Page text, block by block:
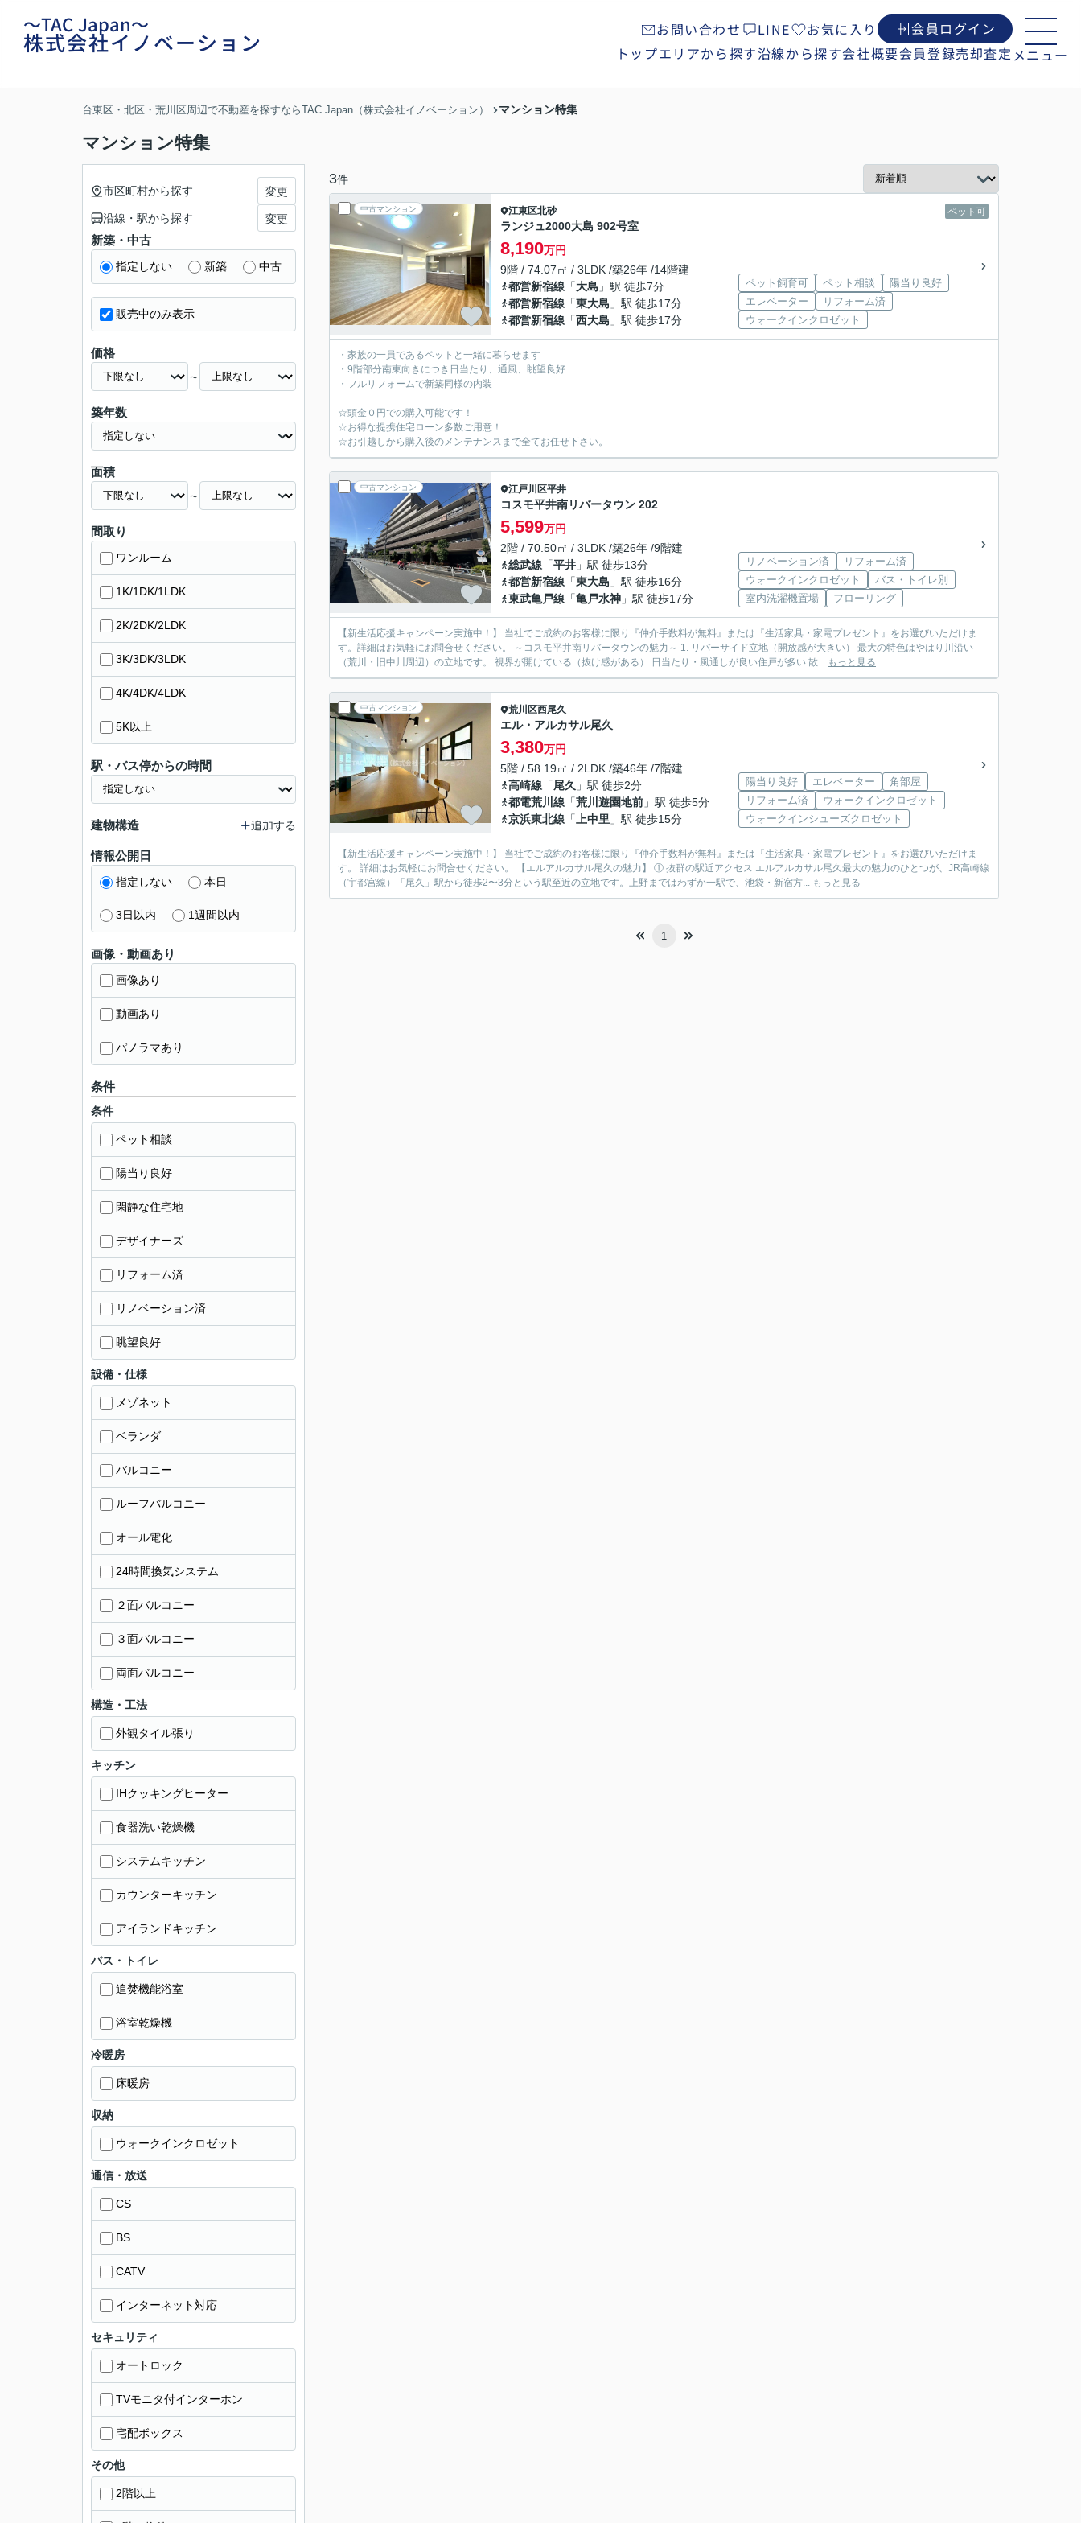
～TAC Japan～
株式会社イノベーション お問い合わせ LINE お気に入り
会員ログイン
トップエリアから探す沿線から探す会社概要会員登録売却査定 メニュー
台東区・北区・荒川区周辺で不動産を探すならTAC Japan（株式会社イノベーション） マンション特集
マンション特集
3件
中古マンション ペット可
江東区北砂
ランジュ2000大島 902号室
8,190万円
9階 / 74.07㎡ / 3LDK /築26年 /14階建
都営新宿線 「大島 」駅 徒歩7分
都営新宿線 「東大島 」駅 徒歩17分
都営新宿線 「西大島 」駅 徒歩17分
ペット飼育可 ペット相談
陽当り良好
エレベーター
リフォーム済
ウォークインクロゼット
・家族の一員であるペットと一緒に暮らせます
・9階部分南東向きにつき日当たり、通風、眺望良好
・フルリフォームで新築同様の内装
☆頭金０円での購入可能です！
☆お得な提携住宅ローン多数ご用意！
☆お引越しから購入後のメンテナンスまで全てお任せ下さい。
中古マンション 江戸川区平井
コスモ平井南リバータウン 202
5,599万円
2階 / 70.50㎡ / 3LDK /築26年 /9階建
総武線 「平井 」駅 徒歩13分
都営新宿線 「東大島 」駅 徒歩16分
東武亀戸線 「亀戸水神 」駅 徒歩17分
リノベーション済
リフォーム済
ウォークインクロゼット
バス・トイレ別
室内洗濯機置場
フローリング
【新生活応援キャンペーン実施中！】 当社でご成約のお客様に限り『仲介手数料が無料』または『生活家具・家電プレゼント』をお選びいただけま
す。詳細はお気軽にお問合せください。 ～コスモ平井南リバータウンの魅力～ 1. リバーサイド立地（開放感が大きい） 最大の特色はやはり川沿い
（荒川・旧中川周辺）の立地です。 視界が開けている（抜け感がある） 日当たり・風通しが良い住戸が多い 散... もっと見る
中古マンション 荒川区西尾久
エル・アルカサル尾久
3,380万円
5階 / 58.19㎡ / 2LDK /築46年 /7階建
高崎線 「尾久 」駅 徒歩2分
都電荒川線 「荒川遊園地前 」駅 徒歩5分
京浜東北線 「 上中里 」駅 徒歩15分
陽当り良好 エレベーター
角部屋
リフォーム済
ウォークインクロゼット
ウォークインシューズクロゼット
【新生活応援キャンペーン実施中！】 当社でご成約のお客様に限り『仲介手数料が無料』または『生活家具・家電プレゼント』をお選びいただけま
す。 詳細はお気軽にお問合せください。 【エルアルカサル尾久の魅力】 ① 抜群の駅近アクセス エルアルカサル尾久最大の魅力のひとつが、JR高崎線
（宇都宮線）「尾久」駅から徒歩2〜3分という駅至近の立地です。上野まではわずか一駅で、池袋・新宿方... もっと見る
1
市区町村から探す 変更
沿線・駅から探す 変更
新築・中古
指定しない 新築 中古
販売中のみ表示
価格
～
築年数
面積
～
間取り
ワンルーム
1K/1DK/1LDK
2K/2DK/2LDK
3K/3DK/3LDK
4K/4DK/4LDK
5K以上
駅・バス停からの時間
建物構造 追加する
情報公開日
指定しない 本日
3日以内 1週間以内
画像・動画あり
画像あり
動画あり
パノラマあり
条件
条件
ペット相談
陽当り良好
閑静な住宅地
デザイナーズ
リフォーム済
リノベーション済
眺望良好
設備・仕様
メゾネット
ベランダ
バルコニー
ルーフバルコニー
オール電化
24時間換気システム
２面バルコニー
３面バルコニー
両面バルコニー
構造・工法
外観タイル張り
キッチン
IHクッキングヒーター
食器洗い乾燥機
システムキッチン
カウンターキッチン
アイランドキッチン
バス・トイレ
追焚機能浴室
浴室乾燥機
冷暖房
床暖房
収納
ウォークインクロゼット
通信・放送
CS
BS
CATV
インターネット対応
セキュリティ
オートロック
TVモニタ付インターホン
宅配ボックス
その他
2階以上